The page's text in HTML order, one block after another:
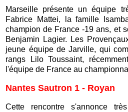
Marseille présente un équipe
Fabrice Mattei, la famille
champion de France -19 ans, et
Benjamin Lagier. Les
jeune équipe de Jarville, qui
rangs Lilo Toussaint,
l'équipe de France au
Nantes Sautron 1 - Royan
Cette rencontre s'annonce